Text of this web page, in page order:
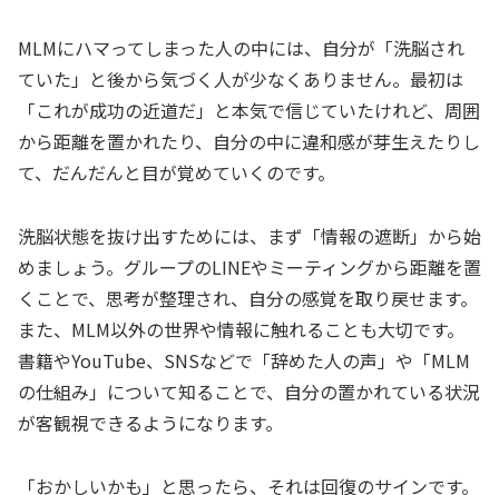
MLMにハマってしまった人の中には、自分が「洗脳され
ていた」と後から気づく人が少なくありません。最初は
「これが成功の近道だ」と本気で信じていたけれど、周囲
から距離を置かれたり、自分の中に違和感が芽生えたりし
て、だんだんと目が覚めていくのです。
洗脳状態を抜け出すためには、まず「情報の遮断」から始
めましょう。グループのLINEやミーティングから距離を置
くことで、思考が整理され、自分の感覚を取り戻せます。
また、MLM以外の世界や情報に触れることも大切です。
書籍やYouTube、SNSなどで「辞めた人の声」や「MLM
の仕組み」について知ることで、自分の置かれている状況
が客観視できるようになります。
「おかしいかも」と思ったら、それは回復のサインです。